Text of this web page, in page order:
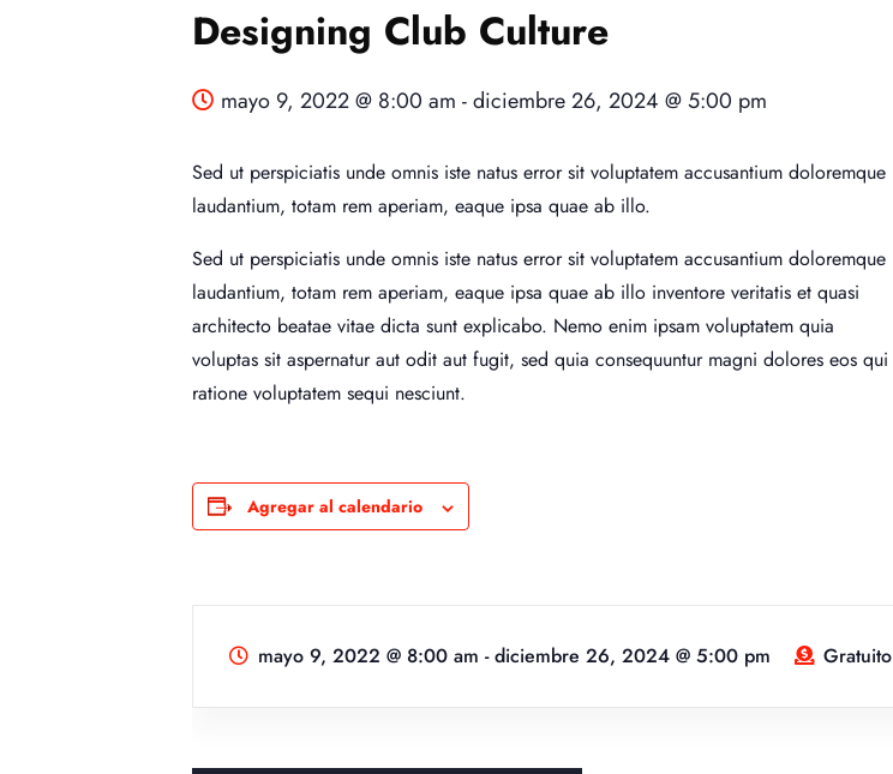
Designing Club Culture
mayo 9, 2022 @ 8:00 am -diciembre 26, 2024 @ 5:00 pm
Sed ut perspiciatis unde omnis iste natus error sit voluptatem accusantium doloremque
laudantium, totam rem aperiam, eaque ipsa quae ab illo.
Sed ut perspiciatis unde omnis iste natus error sit voluptatem accusantium doloremque
laudantium, totam rem aperiam, eaque ipsa quae ab illo inventore veritatis et quasi
architecto beatae vitae dicta sunt explicabo. Nemo enim ipsam voluptatem quia
voluptas sit aspernatur aut odit aut fugit, sed quia consequuntur magni dolores eos qui
ratione voluptatem sequi nesciunt.
Agregar al calendario
mayo 9, 2022 @ 8:00 am -diciembre 26, 2024 @ 5:00 pm Gratuito